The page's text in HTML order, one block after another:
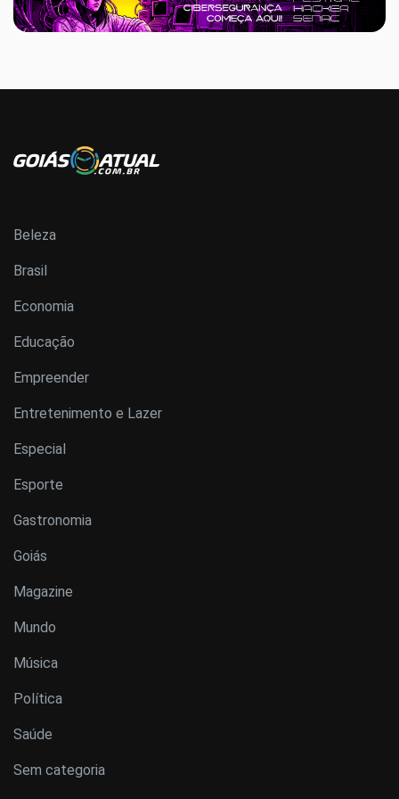
Beleza
Brasil
Economia
Educação
Empreender
Entretenimento e Lazer
Especial
Esporte
Gastronomia
Goiás
Magazine
Mundo
Música
Política
Saúde
Sem categoria